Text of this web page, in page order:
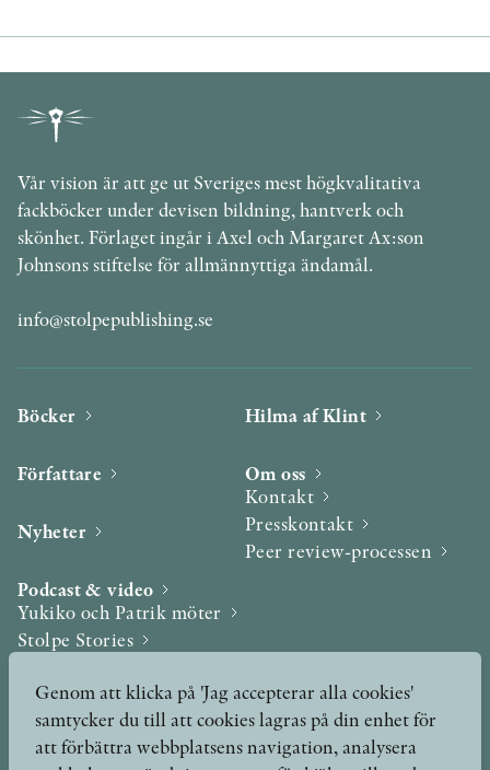
Vår vision är att ge ut Sveriges mest högkvalitativa
fackböcker under devisen bildning, hantverk och
skönhet. Förlaget ingår i Axel och Margaret Ax:son
Johnsons stiftelse för allmännyttiga ändamål.
info@stolpepublishing.se
Böcker
Författare
Nyheter
Podcast & video
Yukiko och Patrik möter
Stolpe Stories
Utmärkelser & Format
Utmärkelser
Hilma af Klint
Om oss
Kontakt
Presskontakt
Peer review-processen
Genom att klicka på 'Jag accepterar alla cookies'
samtycker du till att cookies lagras på din enhet för
att förbättra webbplatsens navigation, analysera